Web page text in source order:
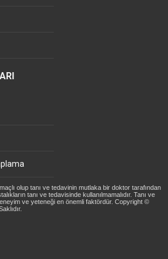
olup tanı ve tedavinin mutlaka bir doktor tarafından
tanı ve tedavisinde kullanılmamalıdır. Tanı ve
ve yeteneği en önemli faktördür. Copyright ©